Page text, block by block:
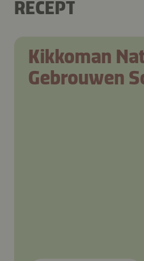
RECEPT
Kikkoman
Gebrouwen